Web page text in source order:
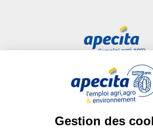
Liens
Plan du